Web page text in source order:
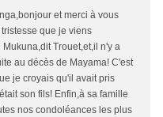
et merci à vous
que je viens
Trouet,et,il n'y a
au décès de Mayama! C'est
je croyais qu'il avait pris
son fils! Enfin,à sa famille
nos condoléances les plus